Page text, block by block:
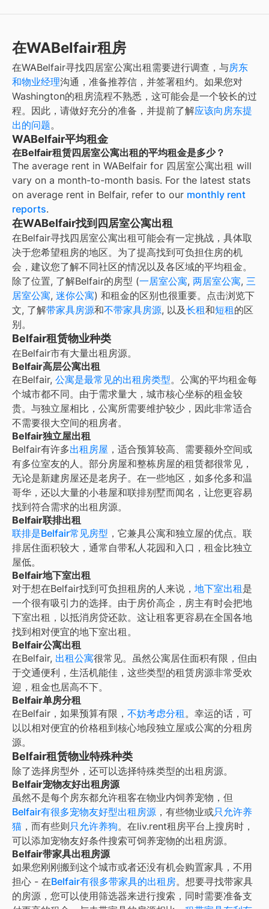
在WABelfair租房
在WABelfair寻找四居室公寓出租需要进行调查，与房东
和物业经理沟通，准备推荐信，并签署租约。如果您对
Washington的租房流程不熟悉，这可能会是一个较长的过
程。因此，请做好充分的准备，并提前了解应该向房东提
出的问题。
WABelfair平均租金
在Belfair租赁四居室公寓出租的平均租金是多少？
The average rent in WABelfair for 四居室公寓出租 will
vary on a month-to-month basis. For the latest stats
on average rent in Belfair, refer to our monthly rent
reports.
在WABelfair找到四居室公寓出租
在Belfair寻找四居室公寓出租可能会有一定挑战，具体取
决于您希望租房的地区。为了提高找到可负担住房的机
会，建议您了解不同社区的情况以及各区域的平均租金。
除了位置, 了解Belfair的房型 (一居室公寓, 两居室公寓, 三
居室公寓, 迷你公寓) 和租金的区别也很重要。点击浏览下
文, 了解带家具房源和不带家具房源, 以及长租和短租的区
别。
Belfair租赁物业种类
在Belfair市有大量出租房源。
Belfair高层公寓出租
在Belfair, 公寓是最常见的出租房类型。公寓的平均租金每
个城市都不同。由于需求量大，城市核心坐标的租金较
贵。与独立屋相比，公寓所需要维护较少，因此非常适合
不需要很大空间的租房者。
Belfair独立屋出租
Belfair有许多出租房屋 ，适合预算较高、需要额外空间或
有多位室友的人。部分房屋和整栋房屋的租赁都很常见，
无论是新建房屋还是老房子。在一些地区，如多伦多和温
哥华，还以大量的小巷屋和联排别墅而闻名，让您更容易
找到符合需求的出租房源。
Belfair联排出租
联排是Belfair常见房型 ，它兼具公寓和独立屋的优点。联
排居住面积较大，通常自带私人花园和入口，租金比独立
屋低。
Belfair地下室出租
对于想在Belfair找到可负担租房的人来说， 地下室出租是
一个很有吸引力的选择。由于房价高企，房主有时会把地
下室出租，以抵消房贷还款。这让租客更容易在全国各地
找到相对便宜的地下室出租。
Belfair公寓出租
在Belfair, 出租公寓很常见。虽然公寓居住面积有限，但由
于交通便利，生活机能佳，这些类型的租赁房源非常受欢
迎，租金也居高不下。
Belfair单房分租
在Belfair ，如果预算有限， 不妨考虑分租。幸运的话，可
以以相对便宜的价格租到核心地段独立屋或公寓的分租房
源。
Belfair租赁物业特殊种类
除了选择房型外，还可以选择特殊类型的出租房源。
Belfair宠物友好出租房源
虽然不是每个房东都允许租客在物业内饲养宠物，但
Belfair有很多宠物友好型出租房源 ，有些物业或只允许养
猫 ，而有些则只允许养狗。在liv.rent租房平台上搜房时，
可以添加宠物友好条件搜索可饲养宠物的出租房源。
Belfair带家具出租房源
如果您刚刚搬到这个城市或者还没有机会购置家具，不用
担心 - 在Belfair有很多带家具的出租房。想要寻找带家具
的房源，您可以使用筛选器来进行搜索，同时需要准备支